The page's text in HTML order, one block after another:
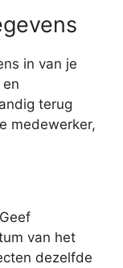
in van je
terug
medewerker,
van het
dezelfde